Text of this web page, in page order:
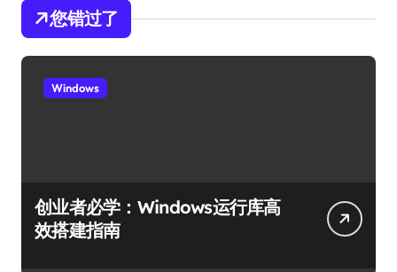
您错过了
Windows
创业者必学：Windows运行库高
效搭建指南